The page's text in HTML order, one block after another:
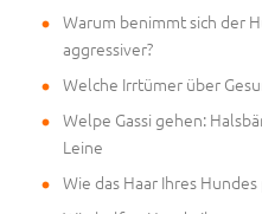
Warum benimmt sich der
aggressiver?
Welche Irrtümer über
Welpe Gassi gehen:
Leine
Wie das Haar Ihres